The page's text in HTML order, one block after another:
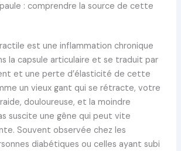
: comprendre la source de cette
est une inflammation chronique
la capsule articulaire et se traduit par
et une perte d’élasticité de cette
un vieux gant qui se rétracte, votre
douloureuse, et la moindre
suscite une gêne qui peut vite
Souvent observée chez les
diabétiques ou celles ayant subi